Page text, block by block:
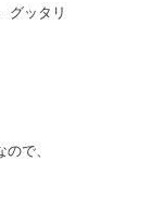
グッタリ
で、